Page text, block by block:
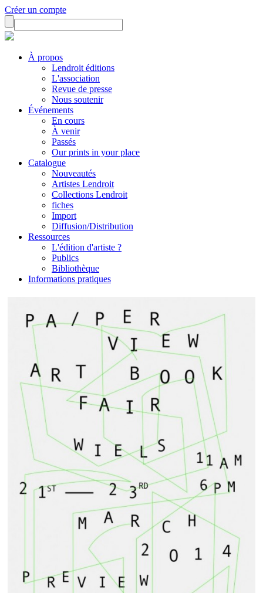
Créer un compte
À propos
Lendroit éditions
L'association
Revue de presse
Nous soutenir
Événements
En cours
À venir
Passés
Our prints in your place
Catalogue
Nouveautés
Artistes Lendroit
Collections Lendroit
fiches
Import
Diffusion/Distribution
Ressources
L'édition d'artiste ?
Publics
Bibliothèque
Informations pratiques